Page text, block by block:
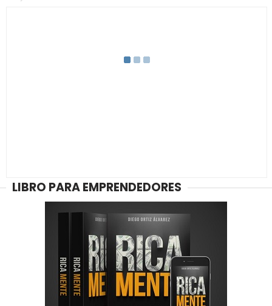
LIBRO PARA EMPRENDEDORES